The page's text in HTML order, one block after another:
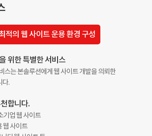
적의 웹 사이트 운용 환경 구성
위한 특별한 서비스
스는 본솔루션에게 웹 사이트 개발을 의뢰한
다.
합니다.
기업 웹 사이트
웹 사이트